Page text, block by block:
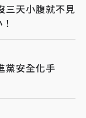
三天小腹就不見
黨安全化手